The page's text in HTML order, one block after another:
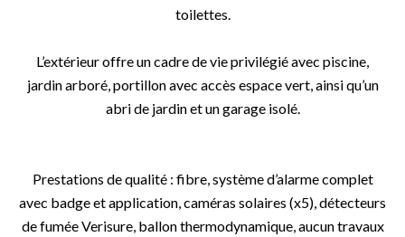
toilettes.
L’extérieur offre un cadre de vie privilégié avec piscine,
jardin arboré, portillon avec accès espace vert, ainsi qu’un
abri de jardin et un garage isolé.
Prestations de qualité : fibre, système d’alarme complet
avec badge et application, caméras solaires (x5), détecteurs
de fumée Verisure, ballon thermodynamique, aucun travaux